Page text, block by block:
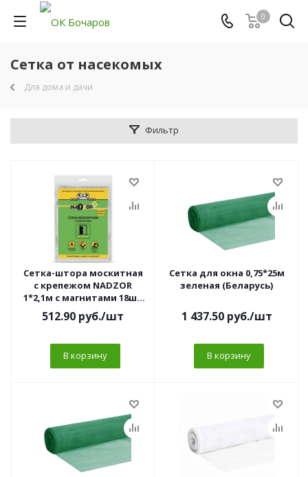
0
Сетка от насекомых
Для дома и дачи
Фильтр
Сетка-штора москитная
с крепежом NADZOR
1*2,1м с магнитами 18шт
пакет БЕЛАЯ 1/20
512.90 руб./шт
В корзину
Сетка для окна 0,75*25м
зеленая (Беларусь)
1 437.50руб./шт
В корзину